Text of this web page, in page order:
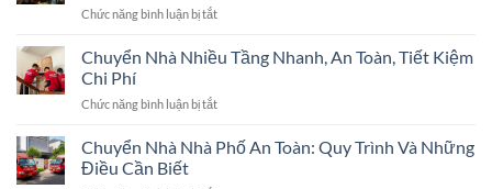
Chức năng bình luận bị tắtở
Nghiệm
Trong
Nhỏ
Chuyển Nhà Nhiều Tầng Nhanh, An Toàn, Tiết Kiệm
Chi Phí
Chức năng bình luận bị tắtở
Nhà
Chuyển Nhà Nhà Phố An Toàn: Quy Trình Và Những
Điều Cần Biết